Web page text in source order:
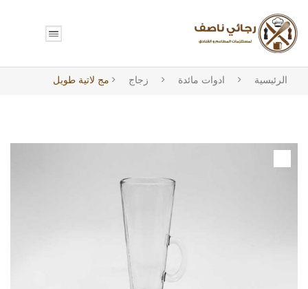
الرئيسية ادوات مائدة زجاج مج لاتية طويل